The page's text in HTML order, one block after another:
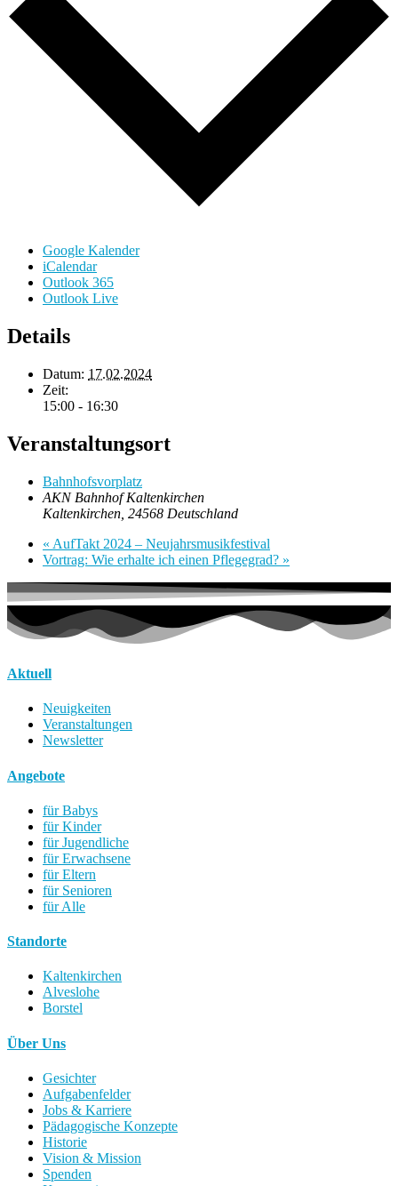
Google Kalender
iCalendar
Outlook 365
Outlook Live
Details
Datum: 17.02.2024
Zeit:
15:00 - 16:30
Veranstaltungsort
Bahnhofsvorplatz
AKN Bahnhof Kaltenkirchen
Kaltenkirchen 24568 Deutschland
« AufTakt 2024 – Neujahrsmusikfestival
Vortrag: Wie erhalte ich einen Pflegegrad? »
Aktuell
Neuigkeiten
Veranstaltungen
Newsletter
Angebote
für Babys
für Kinder
für Jugendliche
für Erwachsene
für Eltern
für Senioren
für Alle
Standorte
Kaltenkirchen
Alveslohe
Borstel
Über Uns
Gesichter
Aufgabenfelder
Jobs & Karriere
Pädagogische Konzepte
Historie
Vision & Mission
Spenden